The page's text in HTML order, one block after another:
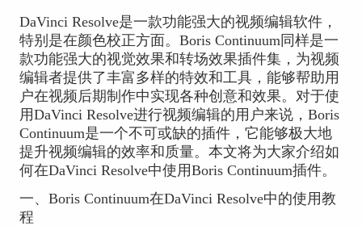
DaVinci Resolve是一款功能强大的视频编辑软件，
特别是在颜色校正方面。Boris Continuum同样是一
款功能强大的视觉效果和转场效果插件集，为视频
编辑者提供了丰富多样的特效和工具，能够帮助用
户在视频后期制作中实现各种创意和效果。对于使
用DaVinci Resolve进行视频编辑的用户来说，Boris
Continuum是一个不可或缺的插件，它能够极大地
提升视频编辑的效率和质量。本文将为大家介绍如
何在DaVinci Resolve中使用Boris Continuum插件。
一、Boris Continuum在DaVinci Resolve中的使用教
程